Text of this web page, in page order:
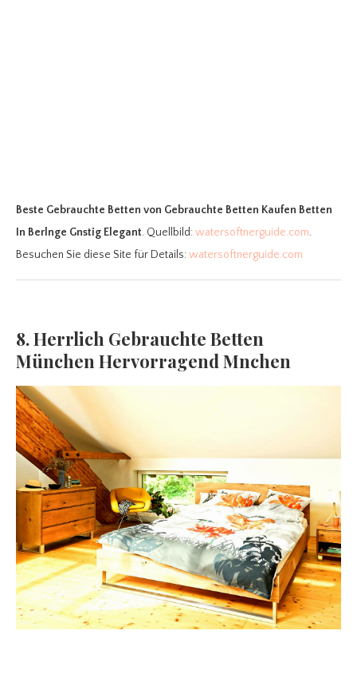
Beste Gebrauchte Betten von Gebrauchte Betten Kaufen Betten
In Berlnge Gnstig Elegant. Quellbild:watersoftnerguide.com.
Besuchen Sie diese Site für Details:watersoftnerguide.com
8. Herrlich Gebrauchte Betten
München Hervorragend Mnchen